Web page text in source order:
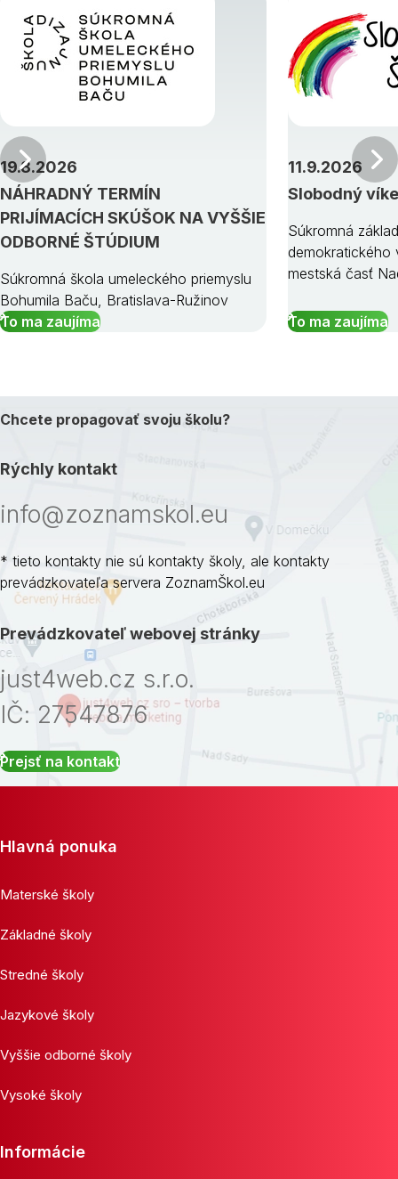
NÁHRADNÝ TERMÍN
PRIJÍMACÍCH SKÚŠOK NA VYŠŠIE
ODBORNÉ ŠTÚDIUM
19.8.2026
Súkromná škola umeleckého priemyslu
Bohumila Baču, Bratislava-Ružinov
To ma zaujíma
Slobodný
11.9.2026
Súkromná
demokratického
mestská časť
To ma zaujíma
Predchádzajúci
Chcete propagovať svoju školu?
Rýchly kontakt
info@zoznamskol.eu
* tieto kontakty nie sú kontakty školy, ale kontakty
prevádzkovateľa servera ZoznamŠkol.eu
Prevádzkovateľ webovej stránky
just4web.cz s.r.o.
IČ: 27547876
Prejsť na kontakt
Hlavná ponuka
Materské školy
Základné školy
Stredné školy
Jazykové školy
Vyššie odborné školy
Vysoké školy
Informácie